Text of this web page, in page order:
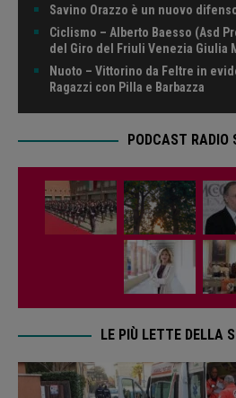
Savino Orazzo è un nuovo
Ciclismo – Alberto Baesso (Asd
del Giro del Friuli Venezia Giulia
Nuoto – Vittorino da Feltre in
Ragazzi con Pilla e Barbazza
PODCAST RADIO
LE PIÙ LETTE DELLA